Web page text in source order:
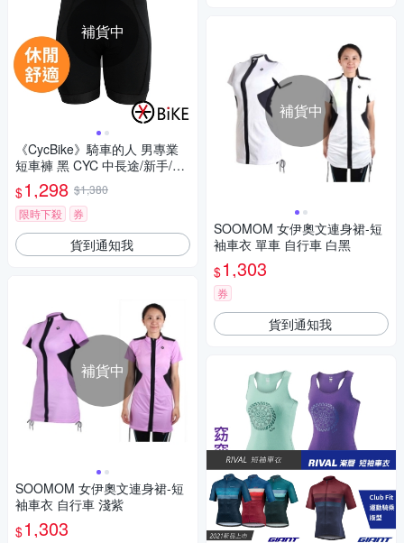
補貨中
《CycBike》騎車的人 男專業
短車褲 黑 CYC 中長途/新手/春
夏車褲/男車褲/單車/運動
$1,298 $1,380
限時下殺
券
貨到通知我
補貨中
SOOMOM 女伊奧文連身裙-短
袖車衣 自行車 淺紫
$1,303
補貨中
SOOMOM 女伊奧文連身裙-短
袖車衣 單車 自行車 白黑
$1,303
券
貨到通知我